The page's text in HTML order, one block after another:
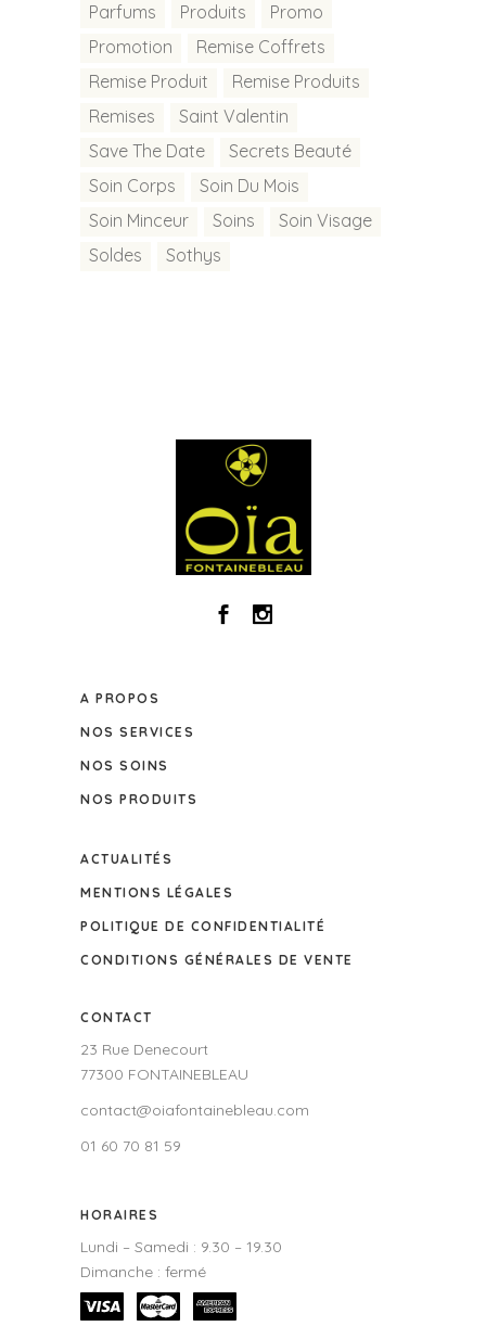
Parfums
Produits
Promo
Promotion
Remise Coffrets
Remise Produit
Remise Produits
Remises
Saint Valentin
Save The Date
Secrets Beauté
Soin Corps
Soin Du Mois
Soin Minceur
Soins
Soin Visage
Soldes
Sothys
A PROPOS
NOS SERVICES
NOS SOINS
NOS PRODUITS
ACTUALITÉS
MENTIONS LÉGALES
POLITIQUE DE CONFIDENTIALITÉ
CONDITIONS GÉNÉRALES DE VENTE
CONTACT
23 Rue Denecourt
77300 FONTAINEBLEAU
contact@oiafontainebleau.com
01 60 70 81 59
HORAIRES
Lundi – Samedi : 9.30 – 19.30
Dimanche : fermé